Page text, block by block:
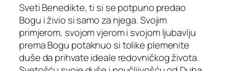
Sveti Benedikte, ti si se potpuno predao
Bogu i živio si samo za njega. Svojim
primjerom, svojom vjerom i svojom ljubavlju
prema Bogu potaknuo si tolike plemenite
duše da prihvate ideale redovničkog života.